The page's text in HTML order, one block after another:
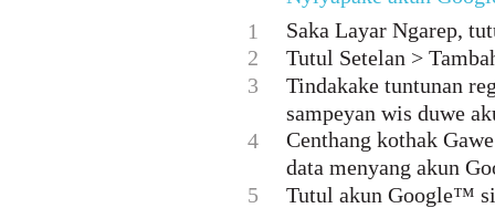
1
Saka Layar Ngarep,
2
Tutul Setelan >
3
Tindakake tuntunan
sampeyan wis duwe
4
Centhang kothak
data menyang akun
5
Tutul akun Google™